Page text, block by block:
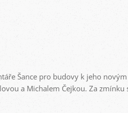
Šance pro budovy k jeho
a Michalem Čejkou. Za